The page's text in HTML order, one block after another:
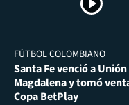
FÚTBOL COLOMBIANO
Santa Fe venció a Unión
Magdalena y tomó
Copa BetPlay